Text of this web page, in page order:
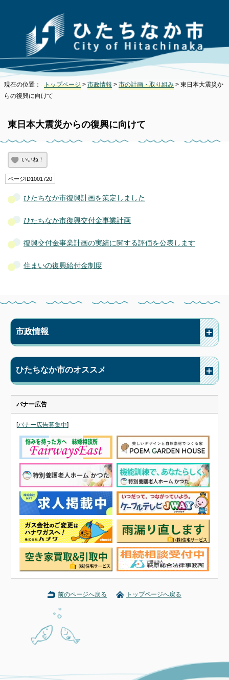
現在の位置： トップページ > 市政情報 > 市の計画・取り組み > 東日本大震災か
らの復興に向けて
東日本大震災からの復興に向けて
いいね！
ページID1001720
ひたちなか市復興計画を策定しました
ひたちなか市復興交付金事業計画
復興交付金事業計画の実績に関する評価を公表します
住まいの復興給付金制度
市政情報
ひたちなか市のオススメ
バナー広告
[バナー広告募集中]
前のページへ戻る トップページへ戻る